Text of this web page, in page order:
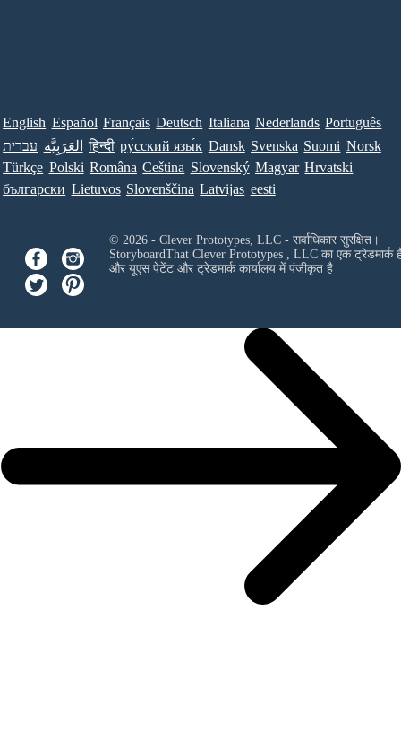
English Español Français Deutsch Italiana Nederlands Português
עברית العَرَبِيَّة हिन्दी ру́сский язы́к Dansk Svenska Suomi Norsk
Türkçe Polski Româna Ceština Slovenský Magyar Hrvatski
български Lietuvos Slovenščina Latvijas eesti
© 2026 - Clever Prototypes, LLC - सर्वाधिकार सुरक्षित।
StoryboardThat Clever Prototypes , LLCका एक ट्रेडमार्क
और यूएस पेटेंट और ट्रेडमार्क कार्यालय में पंजीकृत है